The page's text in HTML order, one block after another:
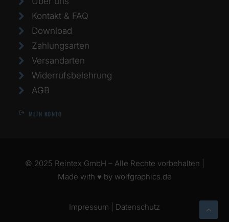
Kontakt & FAQ
Download
Zahlungsarten
Versandarten
Widerrufsbelehrung
AGB
MEIN KONTO
© 2025 Reintex GmbH – Alle Rechte vorbehalten |
Made with ♥ by wolfgraphics.de
Impressum Datenschutz